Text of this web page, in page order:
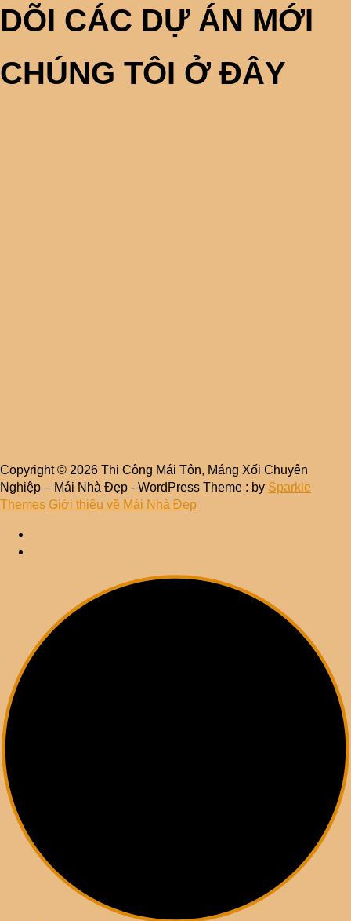
DÕI CÁC DỰ ÁN MỚI
CHÚNG TÔI Ở ĐÂY
Copyright © 2026 Thi Công Mái Tôn, Máng Xối Chuyên
Nghiệp – Mái Nhà Đẹp - WordPress Theme : by Sparkle
Themes Giới thiệu về Mái Nhà Đẹp